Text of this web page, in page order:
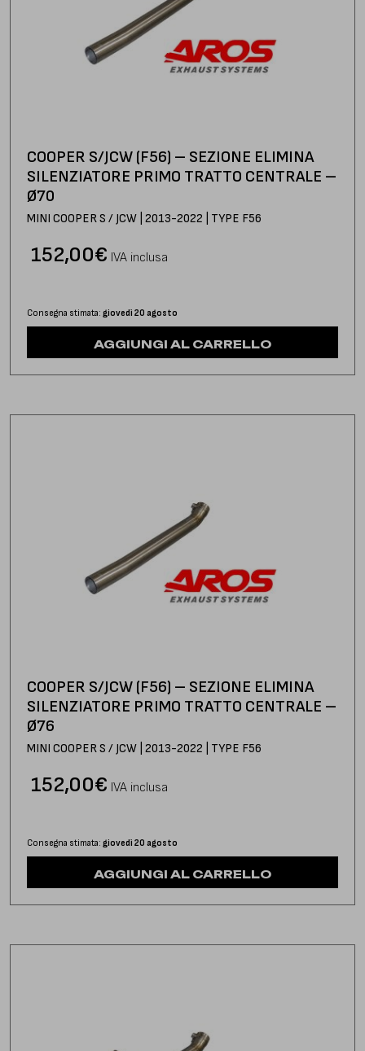
COOPER S/JCW (F56) – SEZIONE ELIMINA
SILENZIATORE PRIMO TRATTO CENTRALE –
Ø70
MINI COOPER S / JCW | 2013-2022 | TYPE F56
€
152,00 IVA inclusa
Consegna stimata: giovedì 20 agosto
AGGIUNGI AL CARRELLO
COOPER S/JCW (F56) – SEZIONE ELIMINA
SILENZIATORE PRIMO TRATTO CENTRALE –
Ø76
MINI COOPER S / JCW | 2013-2022 | TYPE F56
€
152,00 IVA inclusa
Consegna stimata: giovedì 20 agosto
AGGIUNGI AL CARRELLO